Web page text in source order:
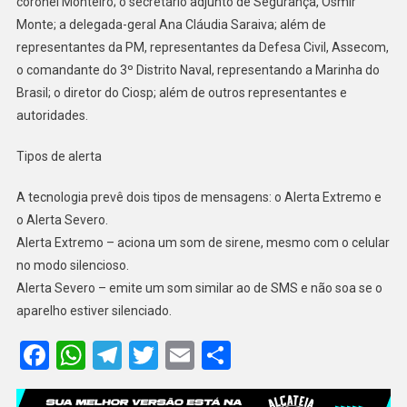
Monte; a delegada-geral Ana Cláudia Saraiva; além de
representantes da PM, representantes da Defesa Civil, Assecom,
o comandante do 3º Distrito Naval, representando a Marinha do
Brasil; o diretor do Ciosp; além de outros representantes e
autoridades.
Tipos de alerta
A tecnologia prevê dois tipos de mensagens: o Alerta Extremo e
o Alerta Severo.
Alerta Extremo – aciona um som de sirene, mesmo com o celular
no modo silencioso.
Alerta Severo – emite um som similar ao de SMS e não soa se o
aparelho estiver silenciado.
Facebook
WhatsApp
Telegram
Twitter
EmailShare